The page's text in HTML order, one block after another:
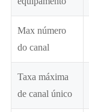
Max número
do canal
Taxa máxima
de canal único